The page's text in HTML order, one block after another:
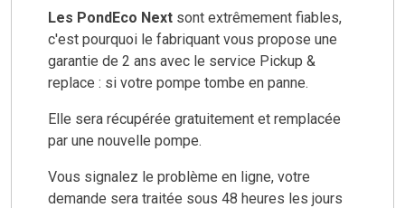
Les PondEco Next sont extrêmement fiables,
c'est pourquoi le fabriquant vous propose une
garantie de 2 ans avec le service Pickup &
replace : si votre pompe tombe en panne.
Elle sera récupérée gratuitement et remplacée
par une nouvelle pompe.
Vous signalez le problème en ligne, votre
demande sera traitée sous 48 heures les jours